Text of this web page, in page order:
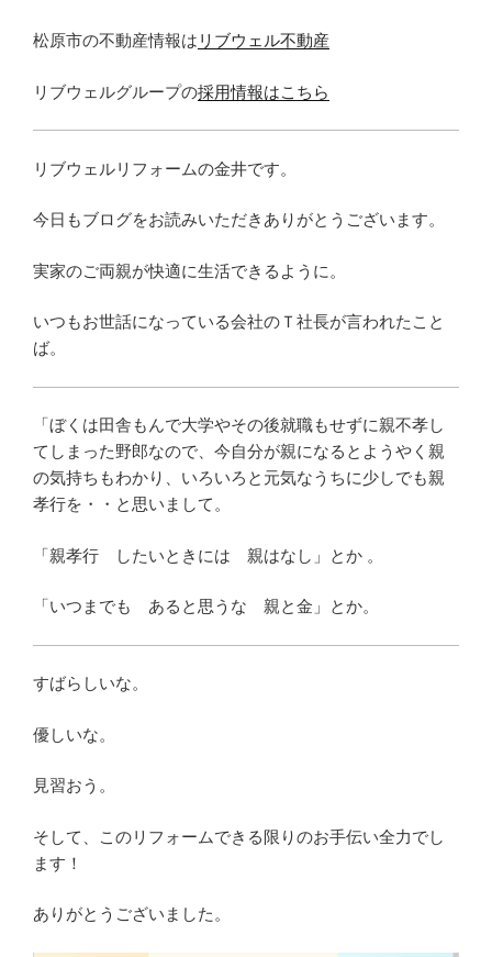
松原市の不動産情報は リブウェル不動産
リブウェルグループの採用情報はこちら
リブウェルリフォームの金井です。
今日もブログをお読みいただきありがとうございます。
実家のご両親が快適に生活できるように。
いつもお世話になっている会社のＴ社長が言われたこと
ば。
「ぼくは田舎もんで大学やその後就職もせずに親不孝し
てしまった野郎なので、今自分が親になるとようやく親
の気持ちもわかり、いろいろと元気なうちに少しでも親
孝行を・・と思いまして。
「親孝行 したいときには 親はなし」とか 。
「いつまでも あると思うな 親と金」とか。
すばらしいな。
優しいな。
見習おう。
そして、このリフォームできる限りのお手伝い全力でし
ます！
ありがとうございました。